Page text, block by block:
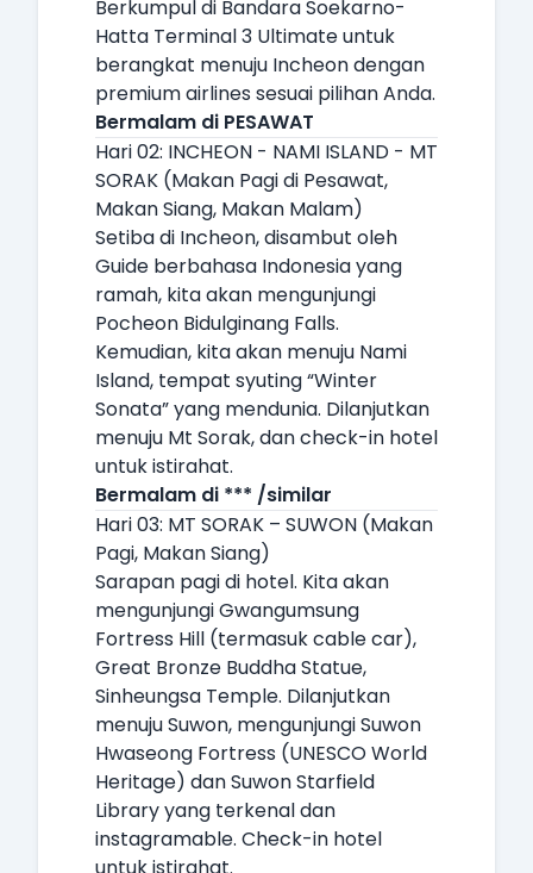
Berkumpul di Bandara Soekarno-
Hatta Terminal 3 Ultimate untuk
berangkat menuju Incheon dengan
premium airlines sesuai pilihan Anda.
Bermalam di PESAWAT
Hari 02: INCHEON - NAMI ISLAND - MT
SORAK (Makan Pagi di Pesawat,
Makan Siang, Makan Malam)
Setiba di Incheon, disambut oleh
Guide berbahasa Indonesia yang
ramah, kita akan mengunjungi
Pocheon Bidulginang Falls.
Kemudian, kita akan menuju Nami
Island, tempat syuting “Winter
Sonata” yang mendunia. Dilanjutkan
menuju Mt Sorak, dan check-in hotel
untuk istirahat.
Bermalam di *** /similar
Hari 03: MT SORAK – SUWON (Makan
Pagi, Makan Siang)
Sarapan pagi di hotel. Kita akan
mengunjungi Gwangumsung
Fortress Hill (termasuk cable car),
Great Bronze Buddha Statue,
Sinheungsa Temple. Dilanjutkan
menuju Suwon, mengunjungi Suwon
Hwaseong Fortress (UNESCO World
Heritage) dan Suwon Starfield
Library yang terkenal dan
instagramable. Check-in hotel